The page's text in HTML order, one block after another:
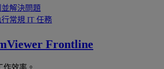
並解決問題
行常規 IT 任務
Frontline